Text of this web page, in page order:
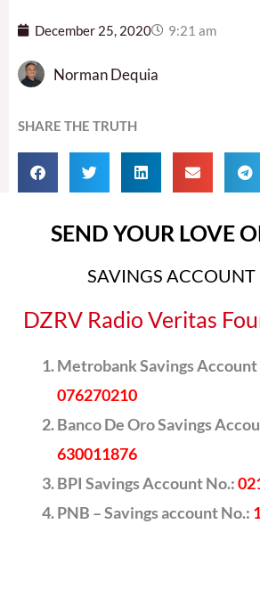
December 25, 2020 9:21 am
Norman Dequia
SHARE THE TRUTH
SEND YOUR LOVE
SAVINGS
DZRV Radio Veritas
Metrobank Savings Account
076270210
Banco De Oro Savings
630011876
BPI Savings Account No.:
PNB – Savings account No.: